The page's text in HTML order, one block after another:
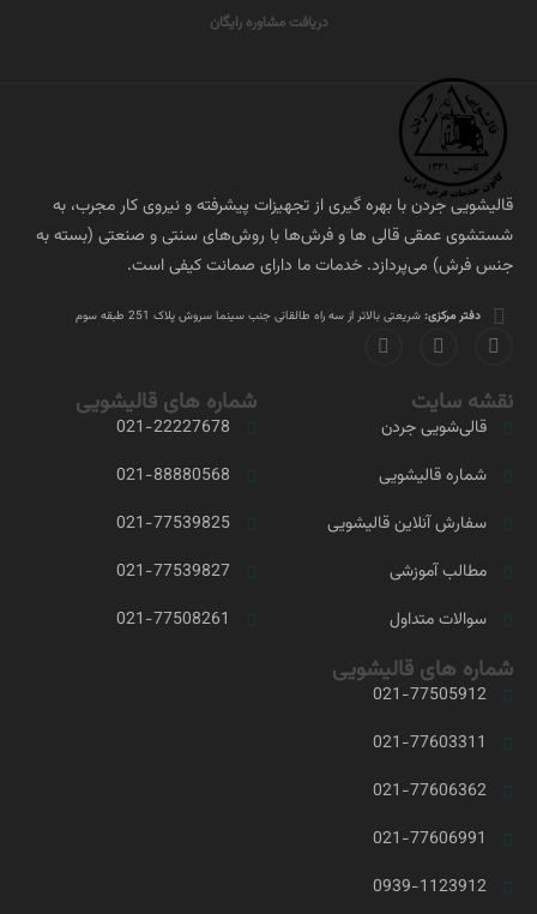
دریافت مشاوره رایگان
قالیشویی جردن با بهره گیری از تجهیزات پیشرفته و نیروی کار مجرب، به
شستشوی عمقی قالی ها و فرش‌ها با روش‌های سنتی و صنعتی (بسته به
جنس فرش) می‌پردازد. خدمات ما دارای صمانت کیفی است.
دفتر مرکزی: شریعتی بالاتر از سه راه طالقانی جنب سینما سروش پلاک 251 طبقه سوم
نقشه سایت
قالی‌شویی جردن
شماره قالیشویی
سفارش آنلاین قالیشویی
مطالب آموزشی
سوالات متداول
شماره های قالیشویی
021-22227678
021-88880568
021-77539825
021-77539827
021-77508261
شماره های قالیشویی
021-77505912
021-77603311
021-77606362
021-77606991
0939-1123912